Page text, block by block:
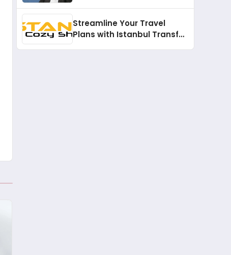
Streamline Your Travel
Plans with Istanbul Transfer